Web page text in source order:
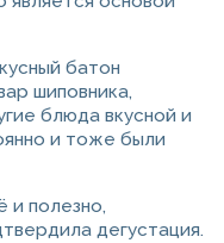
батон
шиповника,
блюда вкусной и
и тоже были
и полезно,
дегустация.